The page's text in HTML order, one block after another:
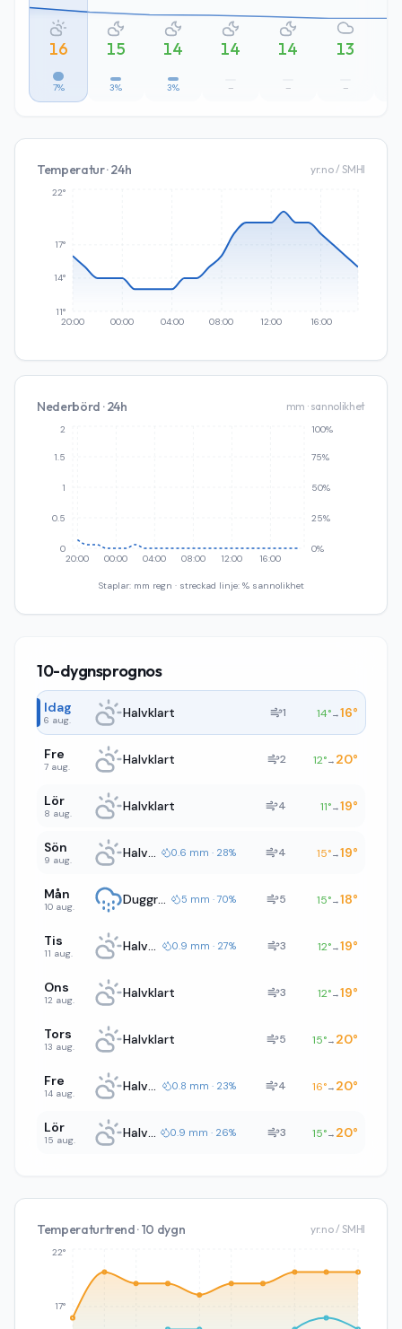
16
7%
15
3%
14
3%
14
–
14
–
13
–
Temperatur · 24h yr.no / SMHI
20:00 00:00 04:00 08:00 12:00 16:00
11°
14°
17°
22°
Nederbörd · 24h mm · sannolikhet
20:00 00:00 04:00 08:00 12:00 16:00
0
0.5
1
1.5
2
0%
25%
50%
75%
100%
Staplar: mm regn · streckad linje: % sannolikhet
10-dygnsprognos
Idag
6 aug. Halvklart 1 14°→16°
Fre
7 aug. Halvklart 2 12°→ 20°
Lör
8 aug. Halvklart 4 11°→19°
Sön
9 aug. Halvklart 0.6 mm · 28% 4 15°→19°
Mån
10 aug. Duggregn 5 mm · 70% 5 15°→18°
Tis
11 aug. Halvklart 0.9 mm · 27% 3 12°→19°
Ons
12 aug. Halvklart 3 12°→19°
Tors
13 aug. Halvklart 5 15°→ 20°
Fre
14 aug. Halvklart 0.8 mm · 23% 4 16°→ 20°
Lör
15 aug. Halvklart 0.9 mm · 26% 3 15°→ 20°
Temperaturtrend · 10 dygn yr.no / SMHI
17°
22°